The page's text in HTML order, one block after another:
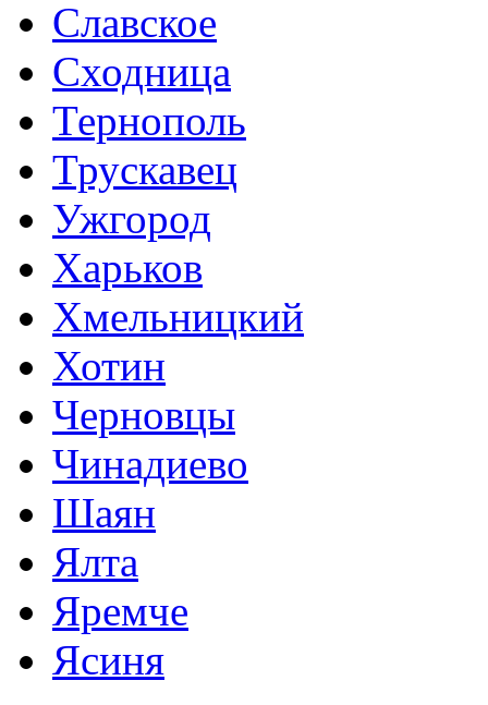
Славское
Сходница
Тернополь
Трускавец
Ужгород
Харьков
Хмельницкий
Хотин
Черновцы
Чинадиево
Шаян
Ялта
Яремче
Ясиня